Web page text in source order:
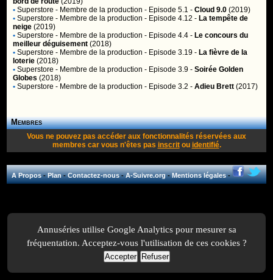
• Superstore - Membre de la production - Episode 5.1 -Cloud 9.0 (2019)
• Superstore - Membre de la production - Episode 4.12 - La tempête de
neige (2019)
• Superstore - Membre de la production - Episode 4.4 - Le concours du
meilleur déguisement (2018)
• Superstore - Membre de la production - Episode 3.19 - La fièvre de la
loterie (2018)
• Superstore - Membre de la production - Episode 3.9 -Soirée Golden
Globes (2018)
• Superstore - Membre de la production - Episode 3.2 -Adieu Brett (2017)
Membres
Vous ne pouvez pas accéder aux fonctionnalités réservées aux
membres car vous n'êtes pas inscritou identifié.
A Propos-Plan-Contactez-nous-A-Suivre.org-Mentions légales-
Annuséries utilise Google Analytics pour mesurer sa
fréquentation. Acceptez-vous l'utilisation de ces cookies ?
Accepter Refuser